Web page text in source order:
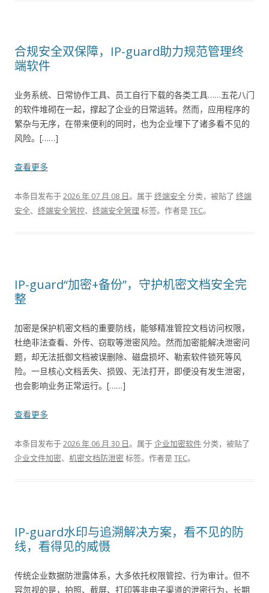
合规安全双保障，IP-guard助力规范管理终
端软件
业务系统、日常协作工具、员工自行下载的各类工具……五花八门
的软件堆砌在一起，撑起了企业的日常运转。然而，应用程序的
繁杂与无序，在带来便利的同时，也为企业埋下了诸多看不见的
风险。[……]
查看更多
本条目发布于2026 年 07 月 08 日。属于终端安全分类，被贴了 终端
安全、 终端安全管控、 终端安全管理 标签。 作者是TEC。
IP-guard“加密+备份”，守护机密文档安全完
整
加密是保护机密文档的重要防线，能够精准管控文档访问权限，
杜绝非法查看、外传、窃取等泄密风险。然而加密能解决泄密问
题，却无法抵御文档被误删除、磁盘损坏、勒索软件锁死等风
险。一旦核心文档丢失、损毁、无法打开，即便没有发生泄密，
也会影响业务正常运行。[……]
查看更多
本条目发布于2026 年 06 月 30 日。属于企业加密软件分类，被贴了
企业文件加密、 机密文档防泄密标签。 作者是TEC。
IP-guard水印与追溯解决方案，看不见的防
线，看得见的威慑
传统企业数据防泄露体系，大多依托权限管控、行为审计。但不
容忽视的是，拍照、截屏、打印等非电子渠道的泄密行为，长期